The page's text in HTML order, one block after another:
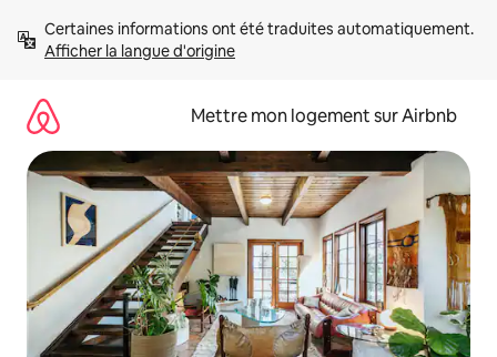
directement
Afficher la langue d'origine
Mettre mon logement sur Airbnb